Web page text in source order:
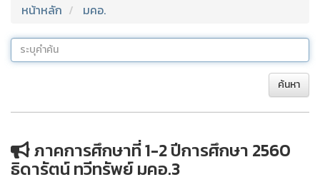
หน้าหลัก
มคอ.
ค้นหา
ภาคการศึกษาที่ 1-2 ปีการศึกษา 2560
ธิดารัตน์ ทวีทรัพย์ มคอ.3